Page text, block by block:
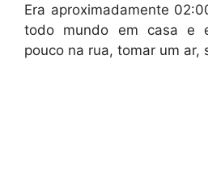
Era aproximadamente
todo mundo em casa e
pouco na rua, tomar um ar,